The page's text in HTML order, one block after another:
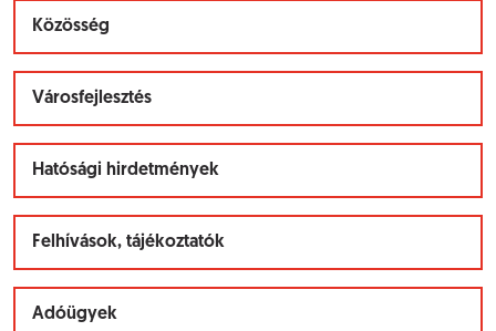
Közösség
Városfejlesztés
Hatósági hirdetmények
Felhívások, tájékoztatók
Adóügyek